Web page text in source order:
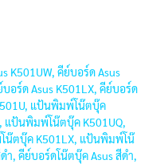
K501UW, คีย์บอร์ด Asus
อร์ด Asus K501LX, คีย์บอร์ด
แป้นพิมพ์โน๊ตบุ๊ค
แป้นพิมพ์โน๊ตบุ๊ค K501UQ,
น๊ตบุ๊ค K501LX, แป้นพิมพ์โน๊
ำ, คีย์บอร์ดโน๊ตบุ๊ค Asus สีดำ,